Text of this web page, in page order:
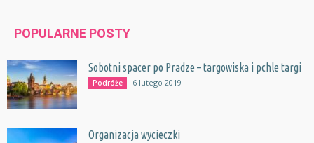
POPULARNE POSTY
Sobotni spacer po Pradze – targowiska i pchle targi
Podróże 6 lutego 2019
Organizacja wycieczki